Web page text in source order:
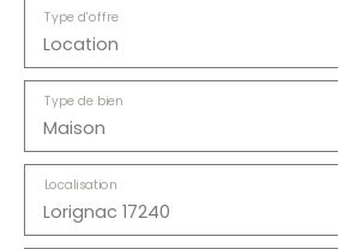
Location
Type d'offre
Maison
Type de bien
Lorignac 17240
Localisation